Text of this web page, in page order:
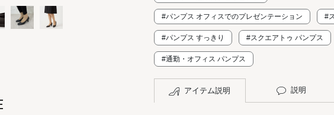
#パンプス オフィスでのプレゼンテーション #
#パンプス すっきり #スクエアトゥ パンプス
#通勤・オフィス パンプス
アイテム説明 説明